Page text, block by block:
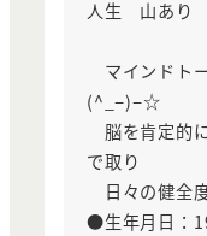
人生 山あり
マインドト
(^_−)−☆
脳を肯定的
で取り
日々の健全
●生年月日：